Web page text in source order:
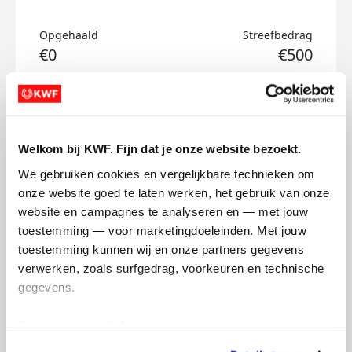
Welkom bij KWF. Fijn dat je onze website bezoekt.
We gebruiken cookies en vergelijkbare technieken om
onze website goed te laten werken, het gebruik van onze
website en campagnes te analyseren en — met jouw
toestemming — voor marketingdoeleinden. Met jouw
toestemming kunnen wij en onze partners gegevens
verwerken, zoals surfgedrag, voorkeuren en technische
gegevens.
Opgehaald
€0
Streefbedrag
€500
Doneer
Alexander's badges